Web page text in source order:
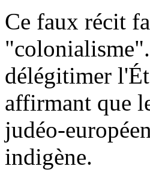
Ce faux récit
délégitimer
affirmant que
judéo-
indigène.